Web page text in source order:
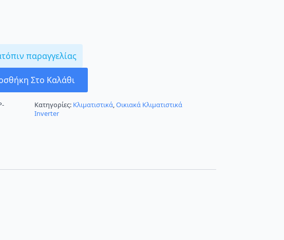
παραγγελίας
Στο Καλάθι
Κατηγορίες: Κλιματιστικά,Οικιακά Κλιματιστικά
Inverter